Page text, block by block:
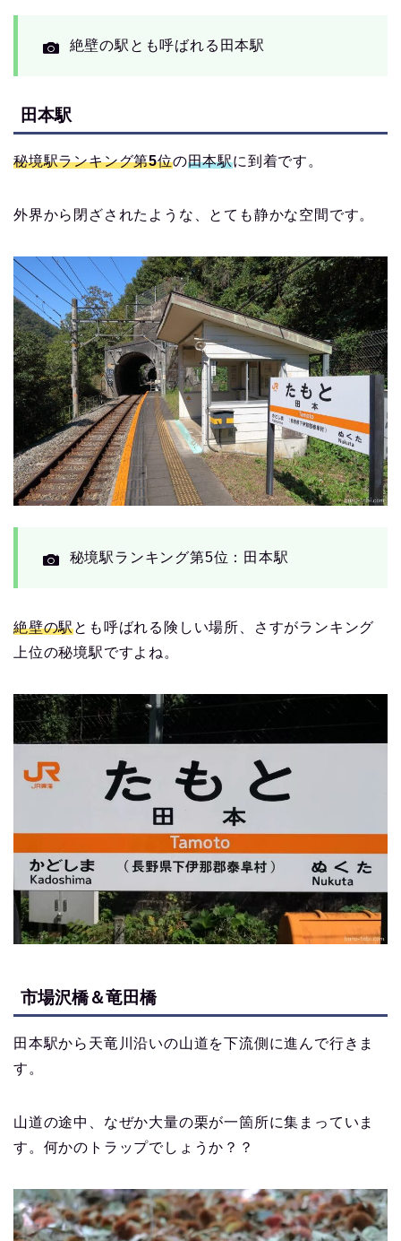
絶壁の駅とも呼ばれる田本駅
田本駅
秘境駅ランキング第5位の田本駅に到着です。
外界から閉ざされたような、とても静かな空間です。
秘境駅ランキング第5位：田本駅
絶壁の駅とも呼ばれる険しい場所、さすがランキング
上位の秘境駅ですよね。
市場沢橋＆竜田橋
田本駅から天竜川沿いの山道を下流側に進んで行きま
す。
山道の途中、なぜか大量の栗が一箇所に集まっていま
す。何かのトラップでしょうか？？